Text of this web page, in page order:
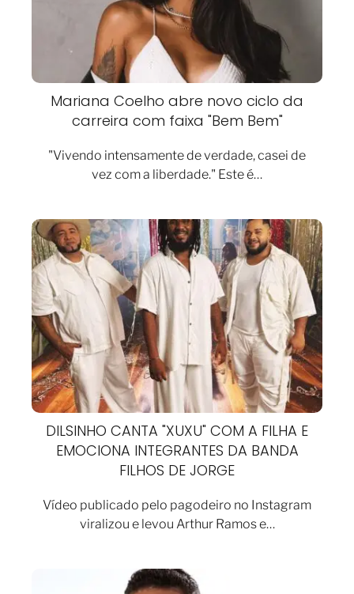
Mariana Coelho abre novo ciclo da
carreira com faixa "Bem Bem"
"Vivendo intensamente de verdade, casei de
vez com a liberdade." Este é…
DILSINHO CANTA "XUXU" COM A FILHA E
EMOCIONA INTEGRANTES DA BANDA
FILHOS DE JORGE
Vídeo publicado pelo pagodeiro no Instagram
viralizou e levou Arthur Ramos e…